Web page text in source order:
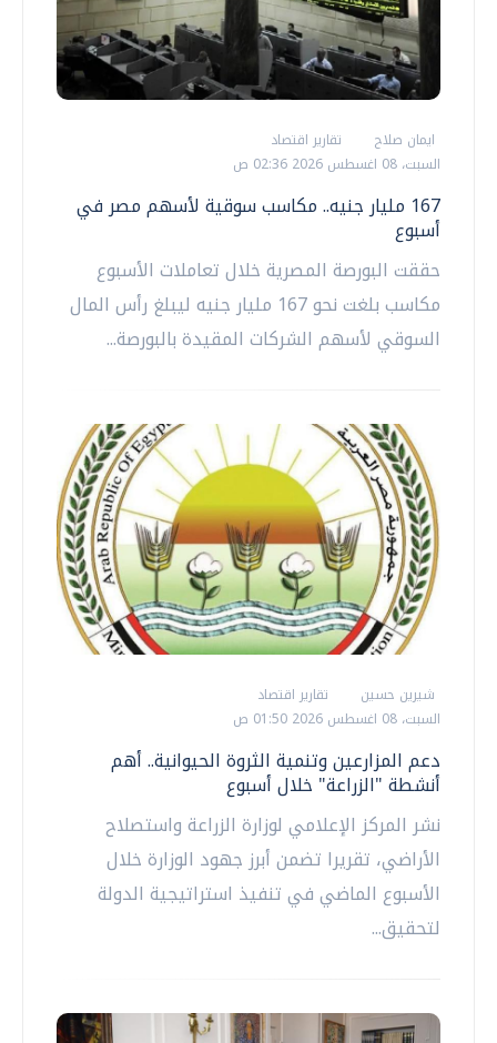
ايمان صلاح
تقارير اقتصاد
السبت، 08 اغسطس 2026 02:36 ص
167 مليار جنيه.. مكاسب سوقية لأسهم مصر في
أسبوع
حققت البورصة المصرية خلال تعاملات الأسبوع
مكاسب بلغت نحو 167 مليار جنيه ليبلغ رأس المال
السوقي لأسهم الشركات المقيدة بالبورصة...
شيرين حسين
تقارير اقتصاد
السبت، 08 اغسطس 2026 01:50 ص
دعم المزارعين وتنمية الثروة الحيوانية.. أهم
أنشطة "الزراعة" خلال أسبوع
نشر المركز الإعلامي لوزارة الزراعة واستصلاح
الأراضي، تقريرا تضمن أبرز جهود الوزارة خلال
الأسبوع الماضي في تنفيذ استراتيجية الدولة
لتحقيق...